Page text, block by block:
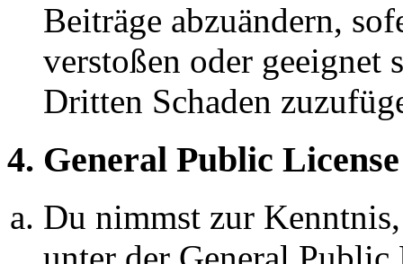
Beiträge abzuändern,
verstoßen oder geeignet
Dritten Schaden
4. General Public License
Du nimmst zur